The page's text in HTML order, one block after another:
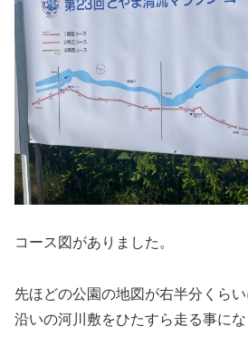
コース図がありました。
先ほどの公園の地図が右半分くらい
沿いの河川敷をひたすら走る事にな